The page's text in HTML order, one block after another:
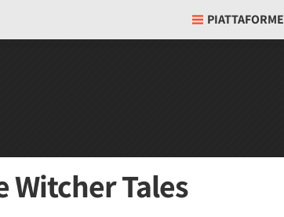
PIATTAFORME
Tales